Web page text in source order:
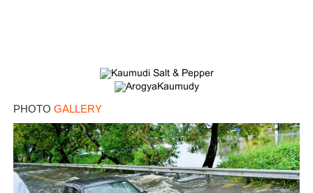
PHOTO GALLERY